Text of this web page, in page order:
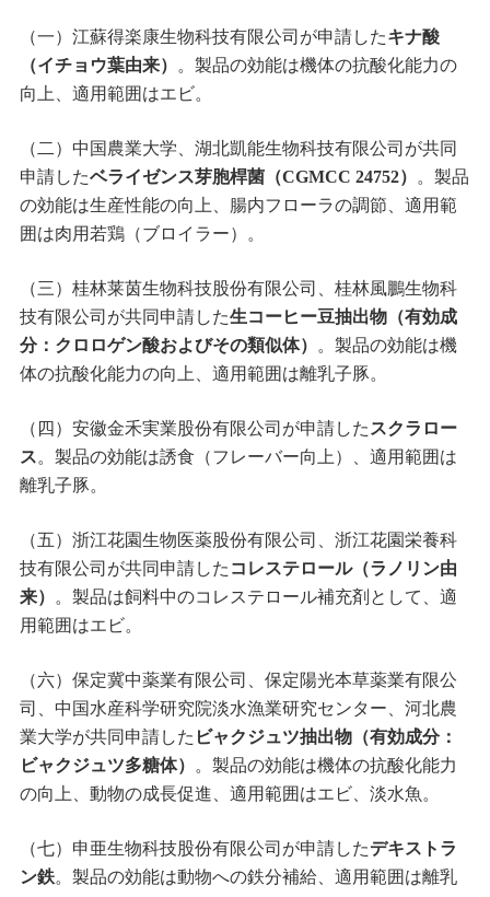
（一）江蘇得楽康生物科技有限公司が申請したキナ酸
（イチョウ葉由来）
。製品の効能は機体の抗酸化能力の
向上、適用範囲はエビ。
（二）中国農業大学、湖北凱能生物科技有限公司が共同
申請したベライゼンス芽胞桿菌（CGMCC 24752）
。製品
の効能は生産性能の向上、腸内フローラの調節、適用範
囲は肉用若鶏（ブロイラー）。
（三）桂林莱茵生物科技股份有限公司、桂林風鵬生物科
技有限公司が共同申請した生コーヒー豆抽出物（有効成
分：クロロゲン酸およびその類似体）
。製品の効能は機
体の抗酸化能力の向上、適用範囲は離乳子豚。
（四）安徽金禾実業股份有限公司が申請した スクラロー
ス。製品の効能は誘食（フレーバー向上）、適用範囲は
離乳子豚。
（五）浙江花園生物医薬股份有限公司、浙江花園栄養科
技有限公司が共同申請した コレステロール（ラノリン由
来）
。製品は飼料中のコレステロール補充剤として、適
用範囲はエビ。
（六）保定冀中薬業有限公司、保定陽光本草薬業有限公
司、中国水産科学研究院淡水漁業研究センター、河北農
業大学が共同申請した ビャクジュツ抽出物（有効成分：
ビャクジュツ多糖体）
。製品の効能は機体の抗酸化能力
の向上、動物の成長促進、適用範囲はエビ、淡水魚。
（七）申亜生物科技股份有限公司が申請したデキストラ
ン鉄。製品の効能は動物への鉄分補給、適用範囲は離乳